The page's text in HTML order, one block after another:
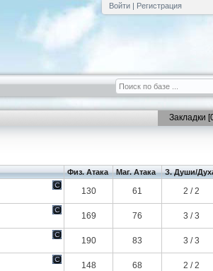
Войти | Регистрация
Закладки [
Физ. Атака Маг. Атака З. Души/
130 61 2 / 2
169 76 3 / 3
190 83 3 / 3
148 68 2 / 2